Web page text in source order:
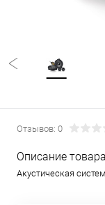
Отзывов: 0
Описание
Акустическая